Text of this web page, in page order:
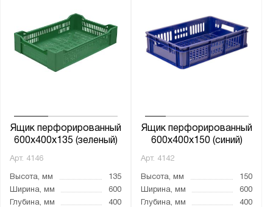
Ящик перфорированный
600x400x135 (зеленый)
Арт. 4146
Высота, мм
135
Ширина, мм
600
Глубина, мм
400
Ящик перфорированный
600x400x150 (синий)
Арт. 4142
Высота, мм
150
Ширина, мм
600
Глубина, мм
400
Ширина, мм:
от до
Цвет:
Белый